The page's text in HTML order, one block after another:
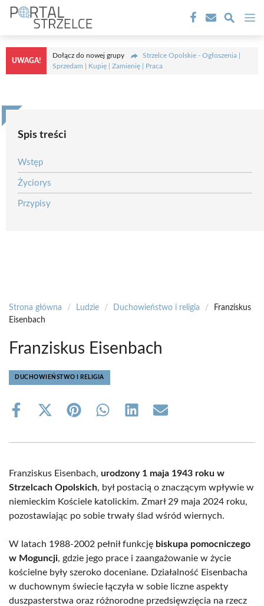
Przejdź
treści
UWAGA!
Dołącz do nowej grupy
Strzelce Opolskie - Ogłoszenia |
Sprzedam | Kupię | Zamienię | Praca
Spis treści
Wstęp
Życiorys
Przypisy
Strona główna / Ludzie / Duchowieństwo i religia /
Franziskus
Eisenbach
Franziskus Eisenbach
DUCHOWIEŃSTWO I RELIGIA
Share
Share
(Twitter)
Share Share Share Share
Franziskus Eisenbach, urodzony 1 maja 1943 roku w
Strzelcach Opolskich, był postacią o znaczącym wpływie w
niemieckim Kościele katolickim. Zmarł 29 maja 2024 roku,
pozostawiając po sobie trwały ślad wśród wiernych.
W latach 1988-2002 pełnił funkcję biskupa pomocniczego
w Moguncji, gdzie jego prace i zaangażowanie w życie
kościelne były szeroko doceniane. Działalność Eisenbacha
w duchownym świecie łączyła w sobie liczne aspekty
duszpasterstwa oraz różnorodne przedsięwzięcia na rzecz